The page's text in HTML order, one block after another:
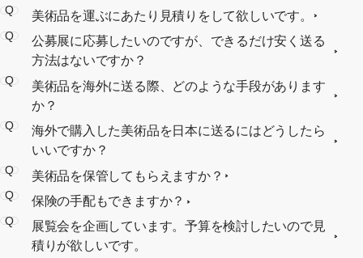
Q 美術品を運ぶにあたり見積りをして欲しいです。
Q
公募展に応募したいのですが、できるだけ安く送る
方法はないですか？
Q
美術品を海外に送る際、どのような手段があります
か？
Q
海外で購入した美術品を日本に送るにはどうしたら
いいですか？
Q 美術品を保管してもらえますか？
Q 保険の手配もできますか？
Q
展覧会を企画しています。予算を検討したいので見
積りが欲しいです。